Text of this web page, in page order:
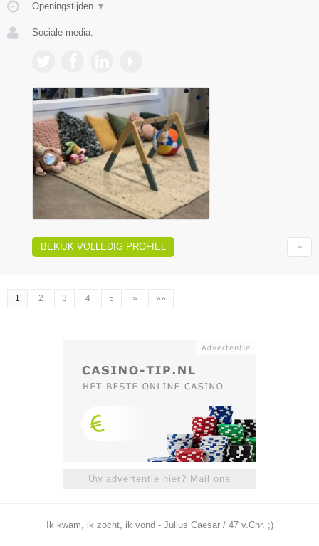
Openingstijden ▼
Sociale media:
BEKIJK VOLLEDIG PROFIEL
1 2 3 4 5 » »»
Uw advertentie hier? Mail ons
Ik kwam, ik zocht, ik vond - Julius Caesar / 47 v.Chr. ;)